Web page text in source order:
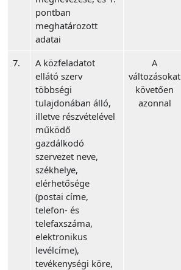
pontban
meghatározott
adatai
7.
A közfeladatot
ellátó szerv
többségi
tulajdonában álló,
illetve részvételével
működő
gazdálkodó
szervezet neve,
székhelye,
elérhetősége
(postai címe,
telefon- és
telefaxszáma,
elektronikus
levélcíme),
tevékenységi köre,
A
változásokat
követően
azonnal